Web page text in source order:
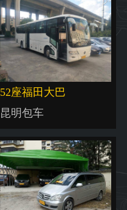
52座福田大巴
昆明包车